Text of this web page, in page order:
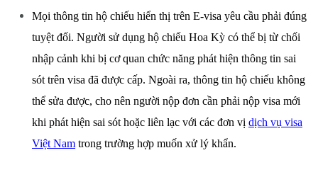
Mọi thông tin hộ chiếu hiển thị trên E-visa yêu cầu phải đúng
tuyệt đối. Người sử dụng hộ chiếu Hoa Kỳ có thể bị từ chối
nhập cảnh khi bị cơ quan chức năng phát hiện thông tin sai
sót trên visa đã được cấp. Ngoài ra, thông tin hộ chiếu không
thể sửa được, cho nên người nộp đơn cần phải nộp visa mới
khi phát hiện sai sót hoặc liên lạc với các đơn vị dịch vụ visa
Việt Nam trong trường hợp muốn xử lý khẩn.